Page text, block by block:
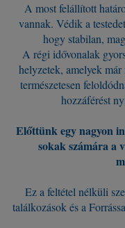
A most felállított
vannak. Védik a
hogy stabilan,
A régi idővonalak
helyzetek, amelyek
természetesen
hozzáférést
Előttünk egy nagyon
sokak számára a
Ez a feltétel nélküli
találkozások és a